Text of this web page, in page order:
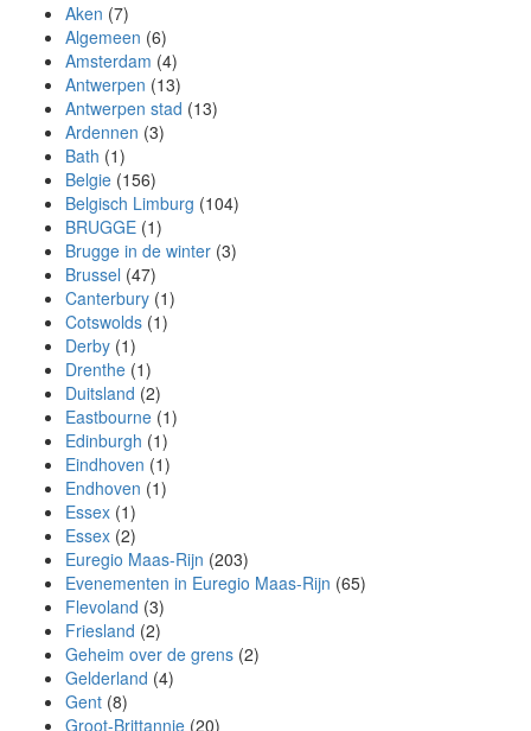
Aken (7)
Algemeen (6)
Amsterdam (4)
Antwerpen (13)
Antwerpen stad (13)
Ardennen (3)
Bath (1)
Belgie (156)
Belgisch Limburg (104)
BRUGGE (1)
Brugge in de winter (3)
Brussel (47)
Canterbury (1)
Cotswolds (1)
Derby (1)
Drenthe (1)
Duitsland (2)
Eastbourne (1)
Edinburgh (1)
Eindhoven (1)
Endhoven (1)
Essex (1)
Essex (2)
Euregio Maas-Rijn (203)
Evenementen in Euregio Maas-Rijn (65)
Flevoland (3)
Friesland (2)
Geheim over de grens (2)
Gelderland (4)
Gent (8)
Groot-Brittannie (20)